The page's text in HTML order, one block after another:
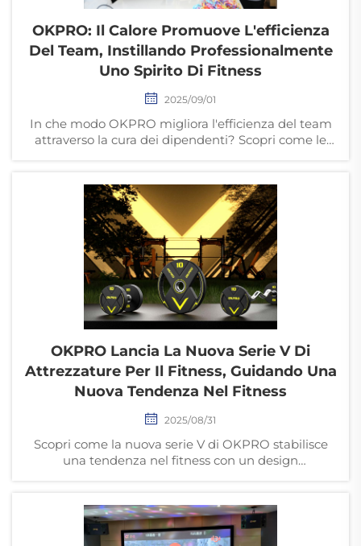
OKPRO: Il Calore Promuove L'efficienza
Del Team, Instillando Professionalmente
Uno Spirito Di Fitness
2025/09/01
In che modo OKPRO migliora l'efficienza del team
attraverso la cura dei dipendenti? Scopri come le
Scopri di più.
OKPRO Lancia La Nuova Serie V Di
Attrezzature Per Il Fitness, Guidando Una
Nuova Tendenza Nel Fitness
2025/08/31
Scopri come la nuova serie V di OKPRO stabilisce
una tendenza nel fitness con un design
le 6 caratteristiche innovative alla base del lancio.